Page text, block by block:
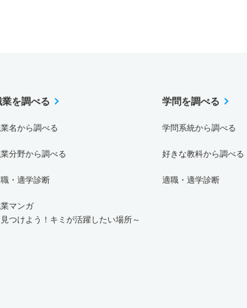
業を調べる
名から調べる
分野から調べる
・適学診断
マンガ
見つけよう！キミが活躍したい場所～
学問を調べる
学問系統から調べる
好きな教科から調べる
適職・適学診断